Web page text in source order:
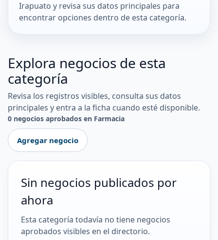
Irapuato y revisa sus datos principales para
encontrar opciones dentro de esta categoría.
Explora negocios de esta
categoría
Revisa los registros visibles, consulta sus datos
principales y entra a la ficha cuando esté disponible.
0 negocios aprobados en Farmacia
Agregar negocio
Sin negocios publicados por
ahora
Esta categoría todavía no tiene negocios
aprobados visibles en el directorio.